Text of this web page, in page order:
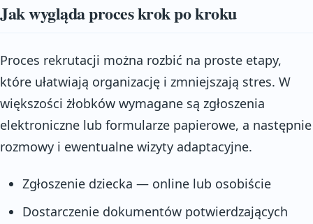
Jak wygląda proces krok po kroku
Proces rekrutacji można rozbić na proste etapy,
które ułatwiają organizację i zmniejszają stres. W
większości żłobków wymagane są zgłoszenia
elektroniczne lub formularze papierowe, a następnie
rozmowy i ewentualne wizyty adaptacyjne.
Zgłoszenie dziecka — online lub osobiście
Dostarczenie dokumentów potwierdzających